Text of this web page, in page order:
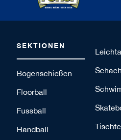
SEKTIONEN
Bogenschießen
Floorball
Fussball
Handball
Schach